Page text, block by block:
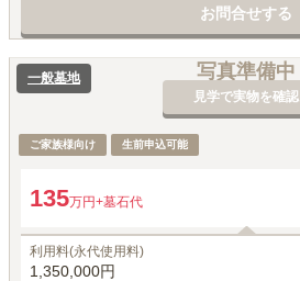
お問合せする
写真準備中
見学で実物を確認
一般墓地
ご家族様向け 生前申込可能
135万円+墓石代
利用料(永代使用料)
1,350,000円